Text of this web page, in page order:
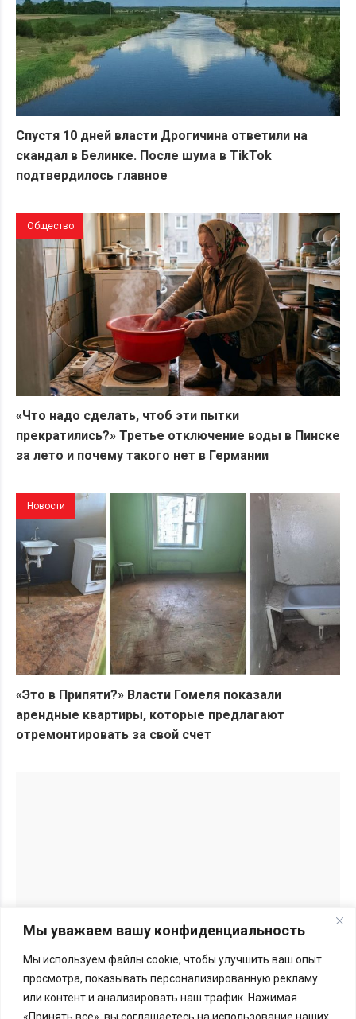
Мы уважаем вашу конфиденциальность
Мы используем файлы cookie, чтобы улучшить ваш опыт
просмотра, показывать персонализированную рекламу
или контент и анализировать наш трафик. Нажимая
«Принять все», вы соглашаетесь на использование наших
Спустя 10 дней власти Дрогичина ответили на
скандал в Белинке. После шума в TikTok
подтвердилось главное
Общество
«Что надо сделать, чтоб эти пытки
прекратились?» Третье отключение воды в Пинске
за лето и почему такого нет в Германии
Новости
«Это в Припяти?» Власти Гомеля показали
арендные квартиры, которые предлагают
отремонтировать за свой счет
Перепечатка материалов BGmedia.site возможна только с